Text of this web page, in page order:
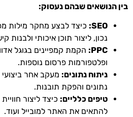
בין הנושאים שבהם נעסוק:
SEO: כיצד לבצע מחקר מילות
נכון, ליצור תוכן איכותי ולבנות
PPC: הקמת קמפיינים בגוגל
ופלטפורמות פרסום נוספות.
ניתוח נתונים: מעקב אחר ביצועי
נתונים והפקת תובנות.
טיפים כלליים:
להתאים את האתר למובייל ועוד.